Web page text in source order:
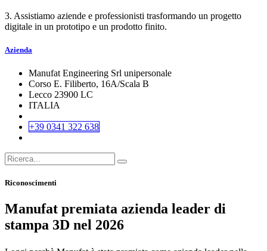
3. Assistiamo aziende e professionisti trasformando un progetto
digitale in un prototipo e un prodotto finito.
Azienda
Manufat Engineering Srl unipersonale
Corso E. Filiberto, 16A/Scala B
Lecco 23900 LC
ITALIA
+39 0341 322 638
Riconoscimenti
Manufat premiata azienda leader di
stampa 3D nel 2026